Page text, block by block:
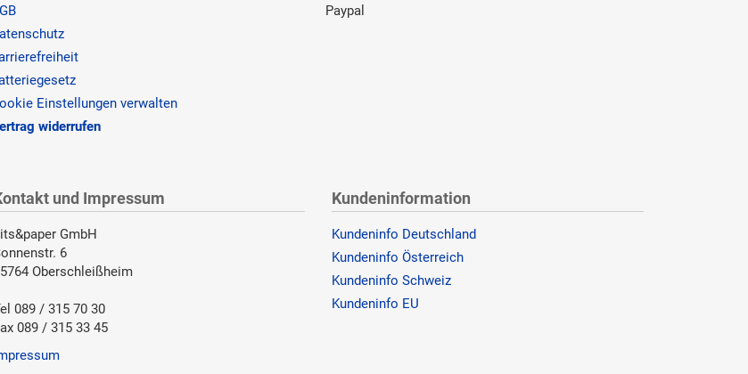
Einstellungen verwalten
widerrufen
Paypal
und Impressum
GmbH
6
Oberschleißheim
089 / 315 70 30
089 / 315 33 45
Kundeninformation
Kundeninfo Deutschland
Kundeninfo Österreich
Kundeninfo Schweiz
Kundeninfo EU